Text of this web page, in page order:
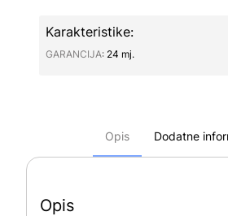
Karakteristike:
GARANCIJA∶ 24 mj.
Opis Dodatne
Opis